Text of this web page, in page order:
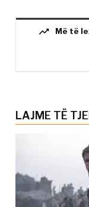
trending_up Më të
LAJME TË